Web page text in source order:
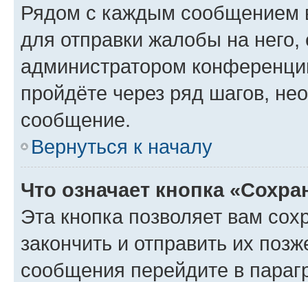
Рядом с каждым сообщением
для отправки жалобы на
администратором
пройдёте через ряд шагов,
сообщение.
Вернуться к началу
Что означает кнопка
Эта кнопка позволяет вам
закончить и отправить их
сообщения перейдите в